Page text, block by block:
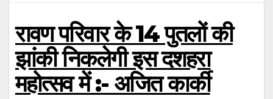
रावण परिवार के 14 पुतलों की
झांकी निकलेगी इस दशहरा
महोत्सव में :- अजित कार्की